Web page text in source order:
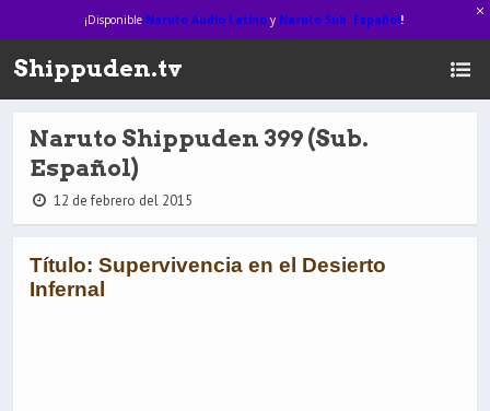
¡Disponible Naruto Audio Latinoy Naruto Sub. Español!
Shippuden.tv
Naruto Shippuden 399 (Sub.
Español)
12 de febrero del 2015
Título: Supervivencia en el Desierto
Infernal